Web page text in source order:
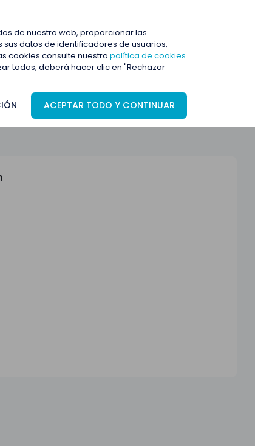
de nuestra web, proporcionar las
datos de identificadores de usuarios,
cookies consulte nuestra política de cookies
todas, deberá hacer clic en "Rechazar
ACEPTAR TODO Y CONTINUAR